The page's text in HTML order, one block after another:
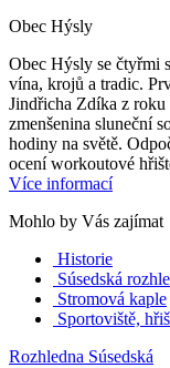
Obec Hýsly
Obec Hýsly se čtyřmi
vína, krojů a tradic.
Jindřicha Zdíka z roku
zmenšenina sluneční
hodiny na světě.
ocení workoutové
Více informací
Mohlo by Vás zajímat
Historie
Súsedská
Stromová kaple
Sportoviště,
Rozhledna Súsedská